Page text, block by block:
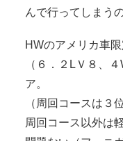
んで行ってしまう
HWのアメリカ車
（６．２LＶ８、
ア。
（周回コースは３
周回コース以外は